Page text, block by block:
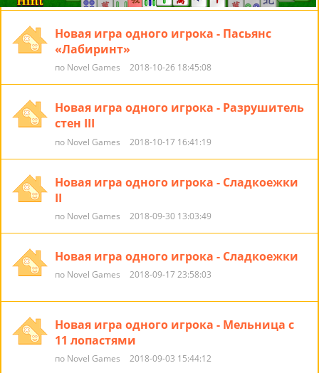
Новая игра одного игрока - Пасьянс
«Лабиринт»
по Novel Games 2018-10-26 18:45:08
Новая игра одного игрока - Разрушитель
стен III
по Novel Games 2018-10-17 16:41:19
Новая игра одного игрока - Сладкоежки
II
по Novel Games 2018-09-30 13:03:49
Новая игра одного игрока - Сладкоежки
по Novel Games 2018-09-17 23:58:03
Новая игра одного игрока - Мельница с
11 лопастями
по Novel Games 2018-09-03 15:44:12